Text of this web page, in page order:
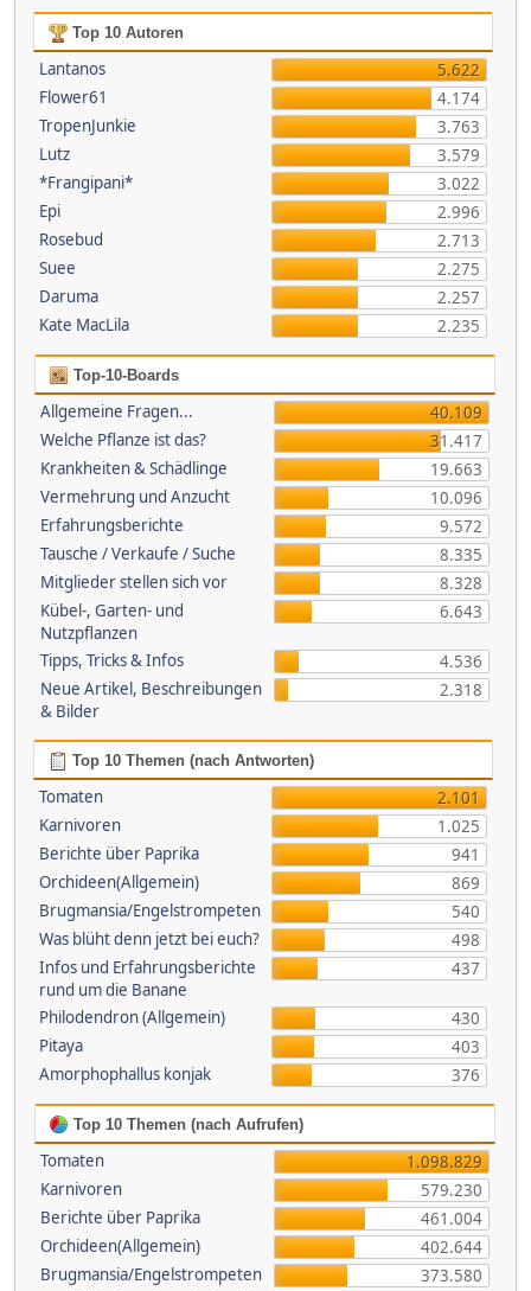
Top 10 Autoren
Lantanos
5.622
Flower61
4.174
TropenJunkie
3.763
Lutz
3.579
*Frangipani*
3.022
Epi
2.996
Rosebud
2.713
Suee
2.275
Daruma
2.257
Kate MacLila
2.235
Top-10-Boards
Allgemeine Fragen...
40.109
Welche Pflanze ist das?
31.417
Krankheiten & Schädlinge
19.663
Vermehrung und Anzucht
10.096
Erfahrungsberichte
9.572
Tausche / Verkaufe / Suche
8.335
Mitglieder stellen sich vor
8.328
Kübel-, Garten- und
Nutzpflanzen
6.643
Tipps, Tricks & Infos
4.536
Neue Artikel, Beschreibungen
& Bilder
2.318
Top 10 Themen (nach Antworten)
Tomaten
2.101
Karnivoren
1.025
Berichte über Paprika
941
Orchideen(Allgemein)
869
Brugmansia/Engelstrompeten
540
Was blüht denn jetzt bei euch?
498
Infos und Erfahrungsberichte
rund um die Banane
437
Philodendron (Allgemein)
430
Pitaya
403
Amorphophallus konjak
376
Top 10 Themen (nach Aufrufen)
Tomaten
1.098.829
Karnivoren
579.230
Berichte über Paprika
461.004
Orchideen(Allgemein)
402.644
Brugmansia/Engelstrompeten
373.580